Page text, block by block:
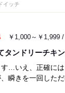
イッチ
￥1,000～￥1,999 /
タンドリーチキ
…いえ、正確に
瞬きを一回した